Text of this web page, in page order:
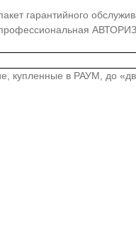
гарантийного
купленные в РАУМ, до